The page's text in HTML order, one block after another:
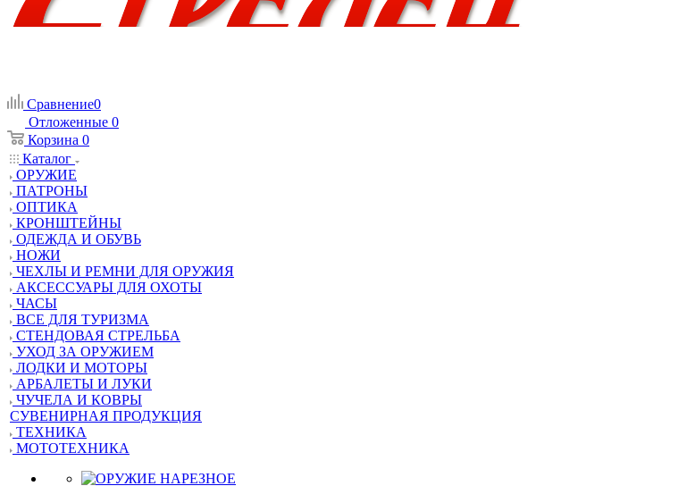
Сравнение0
Отложенные 0
Корзина 0
Каталог
ОРУЖИЕ
ПАТРОНЫ
ОПТИКА
КРОНШТЕЙНЫ
ОДЕЖДА И ОБУВЬ
НОЖИ
ЧЕХЛЫ И РЕМНИ ДЛЯ ОРУЖИЯ
АКСЕССУАРЫ ДЛЯ ОХОТЫ
ЧАСЫ
ВСЕ ДЛЯ ТУРИЗМА
СТЕНДОВАЯ СТРЕЛЬБА
УХОД ЗА ОРУЖИЕМ
ЛОДКИ И МОТОРЫ
АРБАЛЕТЫ И ЛУКИ
ЧУЧЕЛА И КОВРЫ
СУВЕНИРНАЯ ПРОДУКЦИЯ
ТЕХНИКА
МОТОТЕХНИКА